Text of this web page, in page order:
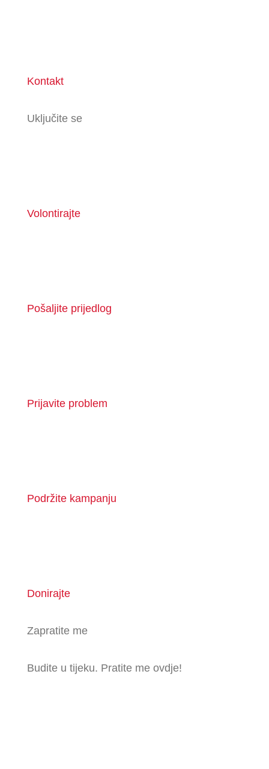
Kontakt
Uključite se
Volontirajte
Pošaljite prijedlog
Prijavite problem
Podržite kampanju
Donirajte
Zapratite me
Budite u tijeku. Pratite me ovdje!